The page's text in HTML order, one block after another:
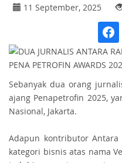
11 September, 2025
Sebanyak dua orang
ajang Penapetrofin 2025,
Nasional, Jakarta.
Adapun kontributor
kategori bisnis atas nama